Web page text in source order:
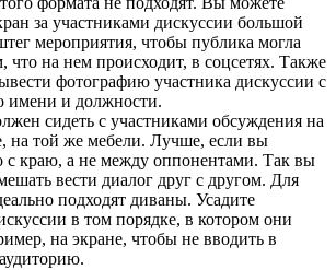
за участниками дискуссии большой
мероприятия, чтобы публика могла
что на нем происходит, в соцсетях. Также
фотографию участника дискуссии с
имени и должности.
сидеть с участниками обсуждения на
на той же мебели. Лучше, если вы
с краю, а не между оппонентами. Так вы
вести диалог друг с другом. Для
подходят диваны. Усадите
в том порядке, в котором они
на экране, чтобы не вводить в